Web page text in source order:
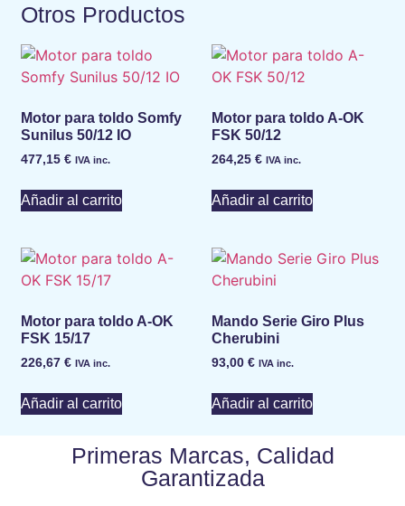
Otros Productos
Motor para toldo Somfy
Sunilus 50/12 IO
477,15€ IVA inc.
Añadir al carrito
Motor para toldo A-OK
FSK 50/12
264,25 € IVA inc.
Añadir al carrito
Motor para toldo A-OK
FSK 15/17
226,67€ IVA inc.
Añadir al carrito
Mando Serie Giro Plus
Cherubini
93,00 € IVA inc.
Añadir al carrito
Primeras Marcas, Calidad
Garantizada